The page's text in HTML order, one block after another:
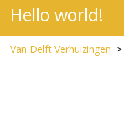
Hello world!
Van Delft Verhuizingen >